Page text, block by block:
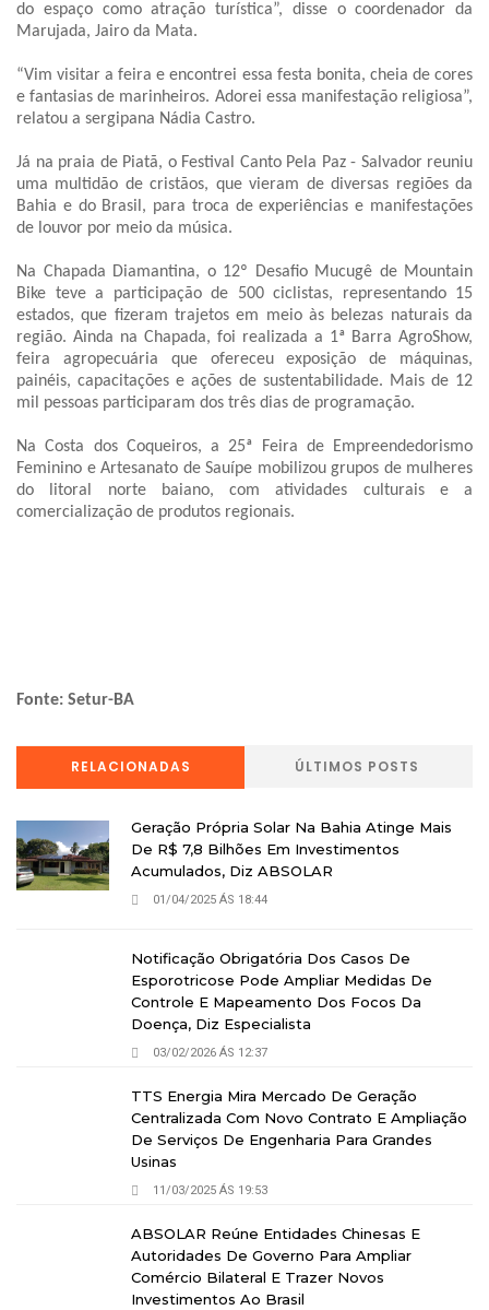
do espaço como atração turística”, disse o coordenador da
Marujada, Jairo da Mata.
“Vim visitar a feira e encontrei essa festa bonita, cheia de cores
e fantasias de marinheiros. Adorei essa manifestação religiosa”,
relatou a sergipana Nádia Castro.
Já na praia de Piatã, o Festival Canto Pela Paz - Salvador reuniu
uma multidão de cristãos, que vieram de diversas regiões da
Bahia e do Brasil, para troca de experiências e manifestações
de louvor por meio da música.
Na Chapada Diamantina, o 12º Desafio Mucugê de Mountain
Bike teve a participação de 500 ciclistas, representando 15
estados, que fizeram trajetos em meio às belezas naturais da
região. Ainda na Chapada, foi realizada a 1ª Barra AgroShow,
feira agropecuária que ofereceu exposição de máquinas,
painéis, capacitações e ações de sustentabilidade. Mais de 12
mil pessoas participaram dos três dias de programação.
Na Costa dos Coqueiros, a 25ª Feira de Empreendedorismo
Feminino e Artesanato de Sauípe mobilizou grupos de mulheres
do litoral norte baiano, com atividades culturais e a
comercialização de produtos regionais.
Fonte: Setur-BA
RELACIONADAS ÚLTIMOS POSTS
Geração Própria Solar Na Bahia Atinge Mais
De R$ 7,8 Bilhões Em Investimentos
Acumulados, Diz ABSOLAR
01/04/2025 ÁS 18:44
Notificação Obrigatória Dos Casos De
Esporotricose Pode Ampliar Medidas De
Controle E Mapeamento Dos Focos Da
Doença, Diz Especialista
03/02/2026 ÁS 12:37
TTS Energia Mira Mercado De Geração
Centralizada Com Novo Contrato E Ampliação
De Serviços De Engenharia Para Grandes
Usinas
11/03/2025 ÁS 19:53
ABSOLAR Reúne Entidades Chinesas E
Autoridades De Governo Para Ampliar
Comércio Bilateral E Trazer Novos
Investimentos Ao Brasil